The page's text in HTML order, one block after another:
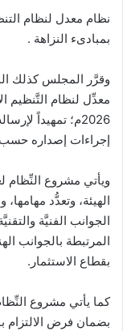
نظام معدل لنظام
بمبادىء النزاهة .
وقرَّر المجلس كذلك
معدِّل لنظام التَّنظيم
2026م؛ تمهيداً
إجراءات إصداره
ويأتي مشروع النِّظام
الهيئة، وتعدُّد مهامها،
الجوانب الفنيَّة
المرتبطة بالجوانب
بقطاع الاستثمار.
كما يأتي مشروع
بضمان فرض الالتزام